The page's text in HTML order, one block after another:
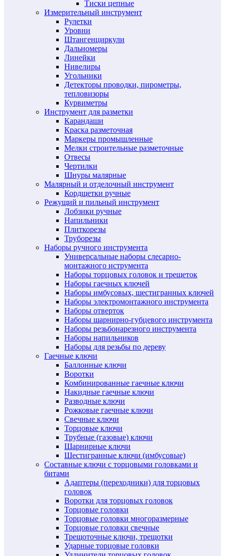
Тиски цепные
Измерительный инструмент
Рулетки
Уровни
Штангенциркули
Дальномеры
Линейки
Нивелиры
Угольники
Детекторы проводки, пирометры,
тепловизоры
Курвиметры
Инструмент для разметки
Карандаши
Краска разметочная
Маркеры промышленные
Мелки строительные разметочные
Отвесы
Чертилки
Шнуры малярные
Малярный и отделочный инструмент
Кордщетки ручные
Режущий и пильный инструмент
Лобзики ручные
Напильники
Плиткорезы
Труборезы
Наборы ручного инструмента
Универсальные наборы слесарно-
монтажного иструмента
Наборы торцовых головок и трещеток
Наборы гаечных ключей
Наборы имбусовых, шестигранных ключей
Наборы электромонтажного инструмента
Наборы отверток
Наборы шарнирно-губцевого инструмента
Наборы резьбонарезного инструмента
Наборы напильников
Наборы для резьбы по дереву
Гаечные ключи
Баллонные ключи
Воротки
Комбинированные гаечные ключи
Накидные гаечные ключи
Разводные ключи
Рожковые гаечные ключи
Свечные ключи
Торцовые ключи
Трубные (газовые) ключи
Шарнирные ключи
Шестигранные ключи (имбусовые)
Составные ключи с торцовыми головками и
битами
Адаптеры (переходники) для торцовых
головок
Воротки для торцовых головок
Торцовые головки
Торцовые головки многоразмерные
Торцовые головки свечные
Трещоточные ключи, трещотки
Ударные торцовые головки